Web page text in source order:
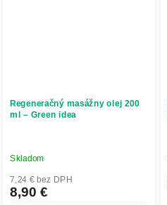
Regeneračný masážny olej 200
ml – Green idea
Skladom
7,24 € bez DPH
8,90 €